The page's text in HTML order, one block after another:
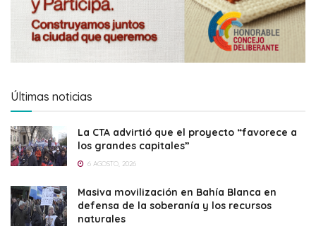
Últimas noticias
La CTA advirtió que el proyecto “favorece a
los grandes capitales”
6 AGOSTO, 2026
Masiva movilización en Bahía Blanca en
defensa de la soberanía y los recursos
naturales